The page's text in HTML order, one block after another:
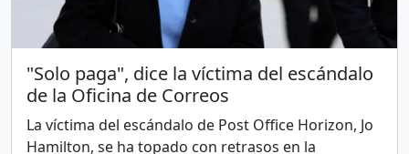
"Solo paga", dice la víctima del escándalo
de la Oficina de Correos
La víctima del escándalo de Post Office Horizon, Jo
Hamilton, se ha topado con retrasos en la